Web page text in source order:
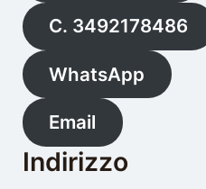
C. 3492178486
WhatsApp
Email
Indirizzo